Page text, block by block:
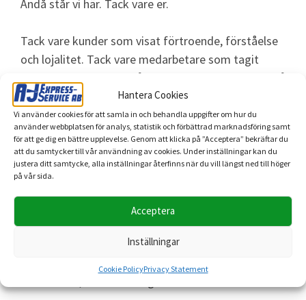
Hantera Cookies
Vi använder cookies för att samla in och behandla uppgifter om hur du
använder webbplatsen för analys, statistik och förbättrad marknadsföring samt
för att ge dig en bättre upplevelse. Genom att klicka på ”Acceptera” bekräftar du
att du samtycker till vår användning av cookies. Under inställningar kan du
justera ditt samtycke, alla inställningar återfinns när du vill längst ned till höger
på vår sida.
Acceptera
Inställningar
Cookie PolicyPrivacy Statement
Ändå står vi här. Tack vare er.
Tack vare kunder som visat förtroende, förståelse
och lojalitet. Tack vare medarbetare som tagit
ansvar, ställt upp och hållit en hög professionell nivå
även under ett krävande år. Det är inget vi tar för
givet.
Nu ser vi framåt med försiktig men tydlig
optimism. 2026 blir ett särskilt år för A-J Express-
detta väljer vi att blicka tillbaka för att kunna ta
nästa steg framåt. Vi kommer att återinföra och
förstärka arbetssätt som fungerade mycket väl för